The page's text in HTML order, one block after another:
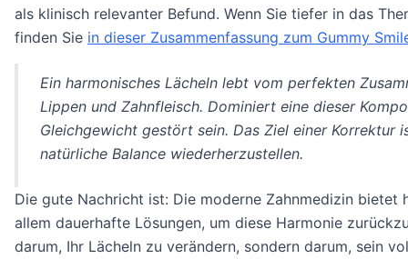
als klinisch relevanter Befund. Wenn Sie tiefer in das
finden Sie in dieser Zusammenfassung zum Gummy
Ein harmonisches Lächeln lebt vom perfekten
Lippen und Zahnfleisch. Dominiert eine dieser
Gleichgewicht gestört sein. Das Ziel einer Korrektur
natürliche Balance wiederherzustellen.
Die gute Nachricht ist: Die moderne Zahnmedizin bietet
allem dauerhafte Lösungen, um diese Harmonie
darum, Ihr Lächeln zu verändern, sondern darum, sein